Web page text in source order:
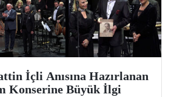
İçli Anısına Hazırlanan
Konserine Büyük İlgi